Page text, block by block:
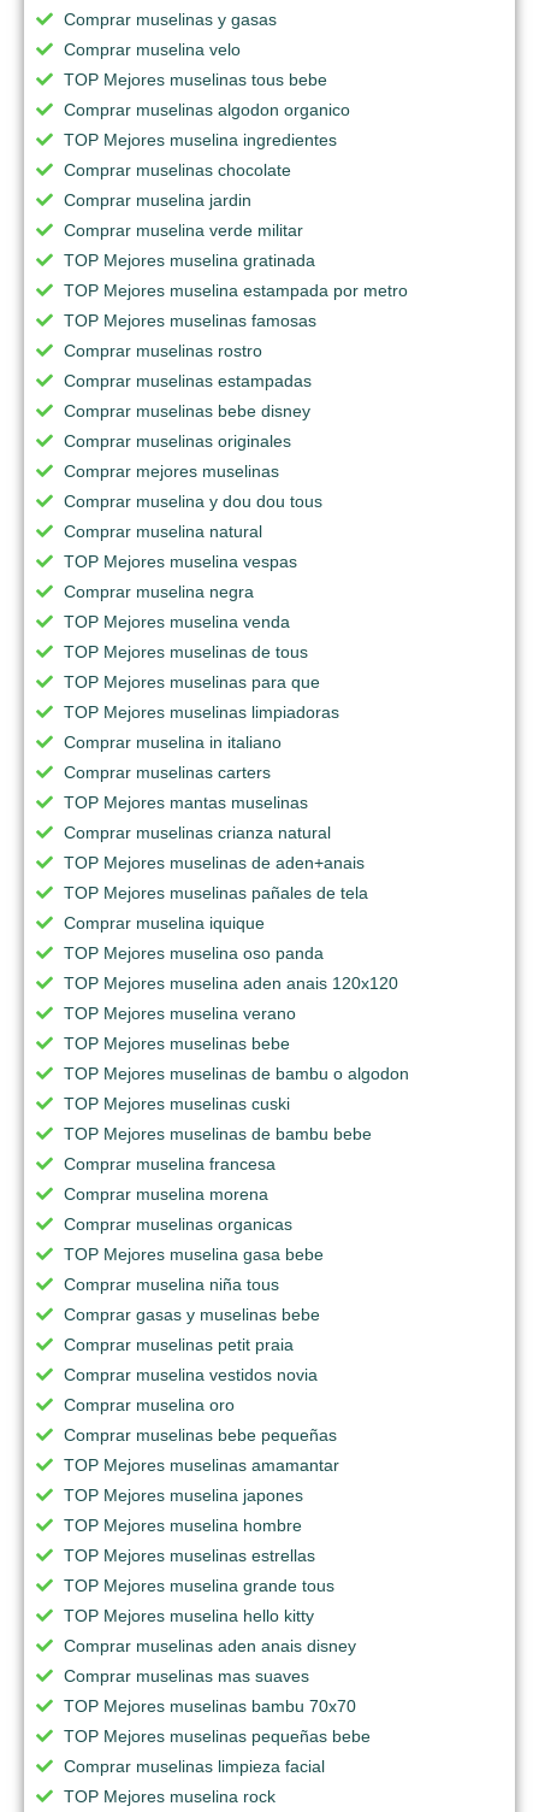
Comprar muselinas y gasas
Comprar muselina velo
TOP Mejores muselinas tous bebe
Comprar muselinas algodon organico
TOP Mejores muselina ingredientes
Comprar muselinas chocolate
Comprar muselina jardin
Comprar muselina verde militar
TOP Mejores muselina gratinada
TOP Mejores muselina estampada por metro
TOP Mejores muselinas famosas
Comprar muselinas rostro
Comprar muselinas estampadas
Comprar muselinas bebe disney
Comprar muselinas originales
Comprar mejores muselinas
Comprar muselina y dou dou tous
Comprar muselina natural
TOP Mejores muselina vespas
Comprar muselina negra
TOP Mejores muselina venda
TOP Mejores muselinas de tous
TOP Mejores muselinas para que
TOP Mejores muselinas limpiadoras
Comprar muselina in italiano
Comprar muselinas carters
TOP Mejores mantas muselinas
Comprar muselinas crianza natural
TOP Mejores muselinas de aden+anais
TOP Mejores muselinas pañales de tela
Comprar muselina iquique
TOP Mejores muselina oso panda
TOP Mejores muselina aden anais 120x120
TOP Mejores muselina verano
TOP Mejores muselinas bebe
TOP Mejores muselinas de bambu o algodon
TOP Mejores muselinas cuski
TOP Mejores muselinas de bambu bebe
Comprar muselina francesa
Comprar muselina morena
Comprar muselinas organicas
TOP Mejores muselina gasa bebe
Comprar muselina niña tous
Comprar gasas y muselinas bebe
Comprar muselinas petit praia
Comprar muselina vestidos novia
Comprar muselina oro
Comprar muselinas bebe pequeñas
TOP Mejores muselinas amamantar
TOP Mejores muselina japones
TOP Mejores muselina hombre
TOP Mejores muselinas estrellas
TOP Mejores muselina grande tous
TOP Mejores muselina hello kitty
Comprar muselinas aden anais disney
Comprar muselinas mas suaves
TOP Mejores muselinas bambu 70x70
TOP Mejores muselinas pequeñas bebe
Comprar muselinas limpieza facial
TOP Mejores muselina rock